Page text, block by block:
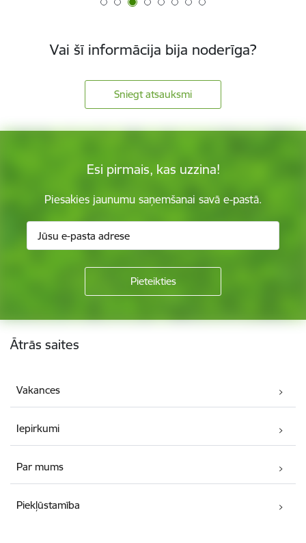
Vai šī informācija bija noderīga?
Sniegt atsauksmi
Esi pirmais, kas uzzina!
Piesakies jaunumu saņemšanai savā e-pastā.
Kājene
Ātrās saites
Vakances
Iepirkumi
Par mums
Piekļūstamība